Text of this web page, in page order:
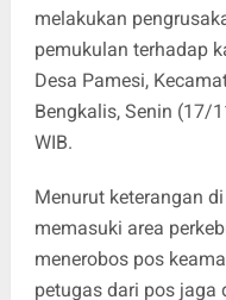
melakukan
pemukulan terhadap
Desa Pamesi,
Bengkalis, Senin (17/
WIB.
Menurut keterangan
memasuki area
menerobos pos
petugas dari pos jaga